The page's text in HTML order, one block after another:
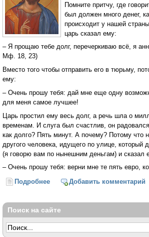
Помните притчу, где
был должен много денег,
происходит у нашей
царь сказал ему:
– Я прощаю тебе долг, перечеркиваю всё, я
Мф. 18, 23)
Вместо того чтобы отправить его в тюрьму,
ему:
– Очень прошу тебя: дай мне еще одну
для меня самое лучшее!
Царь простил ему весь долг, а речь шла о
временам. И слуга был счастлив, он
как долго? Пять минут. А почему? Потому что
другого человека, идущего по улице,
(я говорю вам по нынешним деньгам) и сказал
– Очень прошу тебя: верни мне те пять евро,
Подробнее о Недовольство ближним.
Добавить комментарий
Поиск на сайте